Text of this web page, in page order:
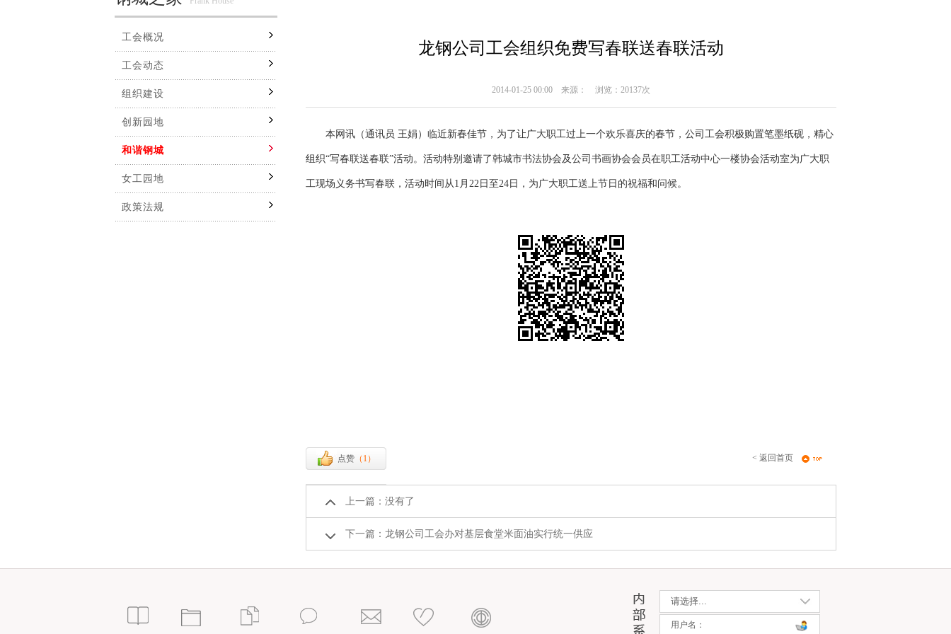
工会概况
工会动态
组织建设
创新园地
和谐钢城
女工园地
政策法规
龙钢公司工会组织免费写春联送春联活动
2014-01-25 00:00 来源： 浏览：20137次
本网讯（通讯员 王娟）临近新春佳节，为了让广大职工过上一个欢乐喜庆的春节，公司工会积极购置笔墨纸砚，精心
组织“写春联送春联”活动。活动特别邀请了韩城市书法协会及公司书画协会会员在职工活动中心一楼协会活动室为广大职
工现场义务书写春联，活动时间从1月22日至24日，为广大职工送上节日的祝福和问候。
点赞 （ 1） < 返回首页
上一篇：没有了
下一篇： 龙钢公司工会办对基层食堂米面油实行统一供应
用户名：